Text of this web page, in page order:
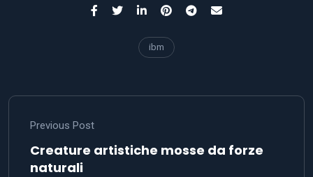
ibm
Previous Post
Creature artistiche mosse da forze
naturali